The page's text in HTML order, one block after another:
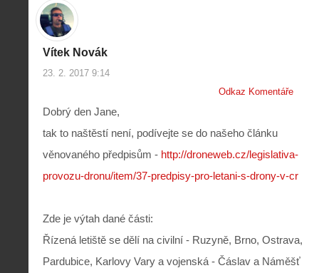
Vítek Novák
23. 2. 2017 9:14
Odkaz Komentáře
Dobrý den Jane,
tak to naštěstí není, podívejte se do našeho článku
věnovaného předpisům - http://droneweb.cz/legislativa-
provozu-dronu/item/37-predpisy-pro-letani-s-drony-v-cr
Zde je výtah dané části:
Řízená letiště se dělí na civilní - Ruzyně, Brno, Ostrava,
Pardubice, Karlovy Vary a vojenská - Čáslav a Náměšť